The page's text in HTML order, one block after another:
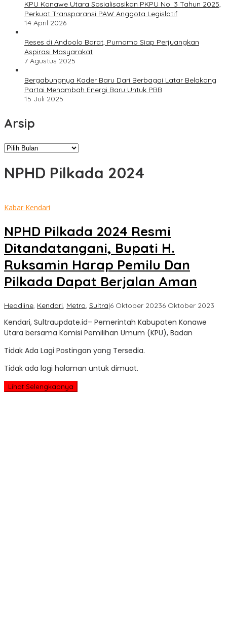
KPU Konawe Utara Sosialisasikan PKPU No. 3 Tahun 2025,
Perkuat Transparansi PAW Anggota Legislatif
14 April 2026
Reses di Andoolo Barat, Purnomo Siap Perjuangkan
Aspirasi Masyarakat
7 Agustus 2025
Bergabungnya Kader Baru Dari Berbagai Latar Belakang
Partai Menambah Energi Baru Untuk PBB
15 Juli 2025
Arsip
Arsip
NPHD Pilkada 2024
Kabar Kendari
NPHD Pilkada 2024 Resmi
Ditandatangani, Bupati H.
Ruksamin Harap Pemilu Dan
Pilkada Dapat Berjalan Aman
Headline, Kendari, Metro, Sultra|6 Oktober 20236 Oktober 2023
Kendari, Sultraupdate.id– Pemerintah Kabupaten Konawe
Utara bersama Komisi Pemilihan Umum (KPU), Badan
Tidak Ada Lagi Postingan yang Tersedia.
Tidak ada lagi halaman untuk dimuat.
Lihat Selengkapnya